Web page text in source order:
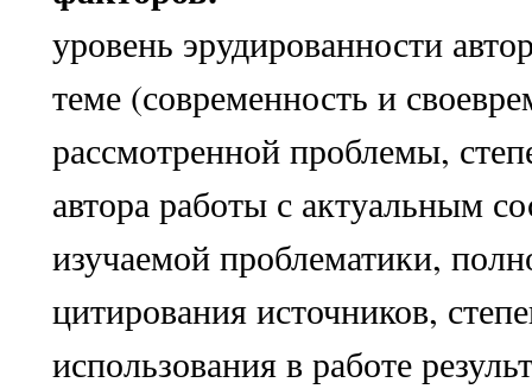
уровень эрудированности
теме (современность и
рассмотренной проблемы,
автора работы с актуальным
изучаемой проблематики,
цитирования источников,
использования в работе